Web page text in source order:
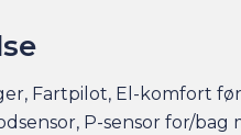
Fartpilot, El-komfort
P-sensor for/bag